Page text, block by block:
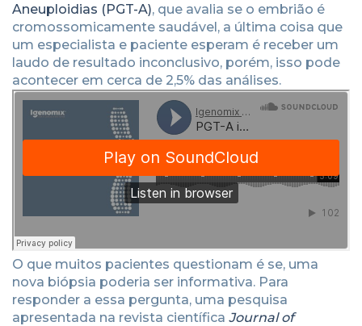
Aneuploidias (PGT-A), que avalia se o embrião é
cromossomicamente saudável, a última coisa que
um especialista e paciente esperam é receber um
laudo de resultado inconclusivo, porém, isso pode
acontecer em cerca de 2,5% das análises.
O que muitos pacientes questionam é se, uma
nova biópsia poderia ser informativa. Para
responder a essa pergunta, uma pesquisa
apresentada na revista científica Journal of